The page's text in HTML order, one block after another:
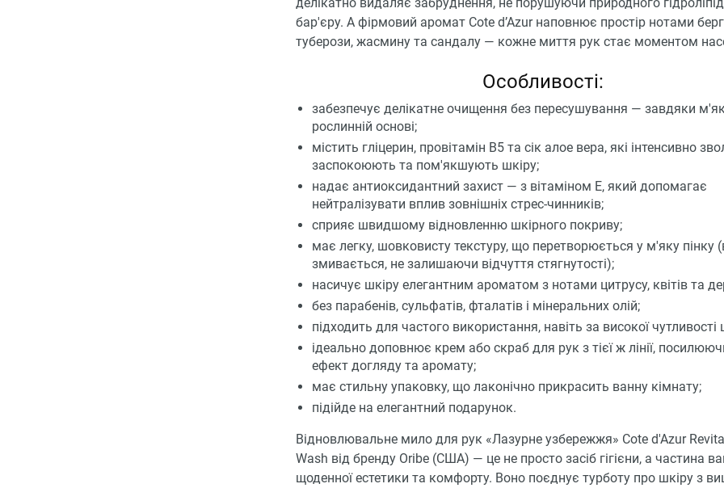
бар'єру. А фірмовий аромат Cote d’Azur наповнює простір нотами
туберози, жасмину та сандалу — кожне миття рук стає моментом
Особливості:
забезпечує делікатне очищення без пересушування — завдяки
рослинній основі;
містить гліцерин, провітамін B5 та сік алое вера, які інтенсивно
заспокоюють та пом'якшують шкіру;
надає антиоксидантний захист — з вітаміном Е, який допомагає
нейтралізувати вплив зовнішніх стрес-чинників;
сприяє швидшому відновленню шкірного покриву;
має легку, шовковисту текстуру, що перетворюється у м'яку пінку
змивається, не залишаючи відчуття стягнутості);
насичує шкіру елегантним ароматом з нотами цитрусу, квітів та
без парабенів, сульфатів, фталатів і мінеральних олій;
підходить для частого використання, навіть за високої чутливості
ідеально доповнює крем або скраб для рук з тієї ж лінії,
ефект догляду та аромату;
має стильну упаковку, що лаконічно прикрасить ванну кімнату;
підійде на елегантний подарунок.
Відновлювальне мило для рук «Лазурне узбережжя» Cote d'Azur
Wash від бренду Oribe (США) — це не просто засіб гігієни, а частина
щоденної естетики та комфорту. Воно поєднує турботу про шкіру з